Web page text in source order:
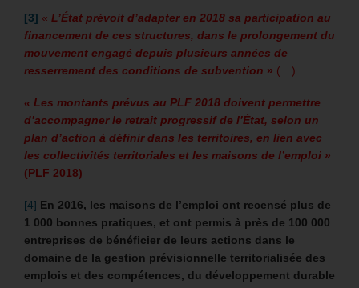
[3] « L’État prévoit d’adapter en 2018 sa participation au
financement de ces structures, dans le prolongement du
mouvement engagé depuis plusieurs années de
resserrement des conditions de subvention » (…)
« Les montants prévus au PLF 2018 doivent permettre
d’accompagner le retrait progressif de l’État, selon un
plan d’action à définir dans les territoires, en lien avec
les collectivités territoriales et les maisons de l’emploi »
(PLF 2018)
[4] En 2016, les maisons de l’emploi ont recensé plus de
1 000 bonnes pratiques, et ont permis à près de 100 000
entreprises de bénéficier de leurs actions dans le
domaine de la gestion prévisionnelle territorialisée des
emplois et des compétences, du développement durable